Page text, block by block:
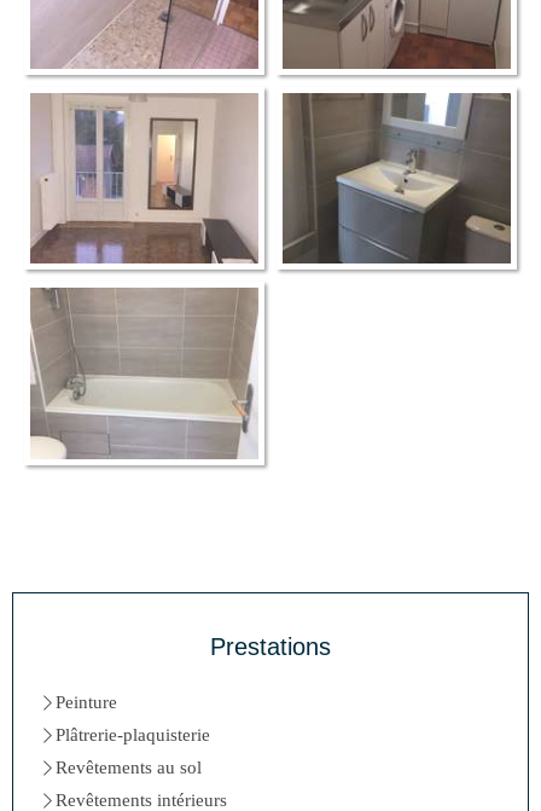
Prestations
Peinture
Plâtrerie-plaquisterie
Revêtements au sol
Revêtements intérieurs